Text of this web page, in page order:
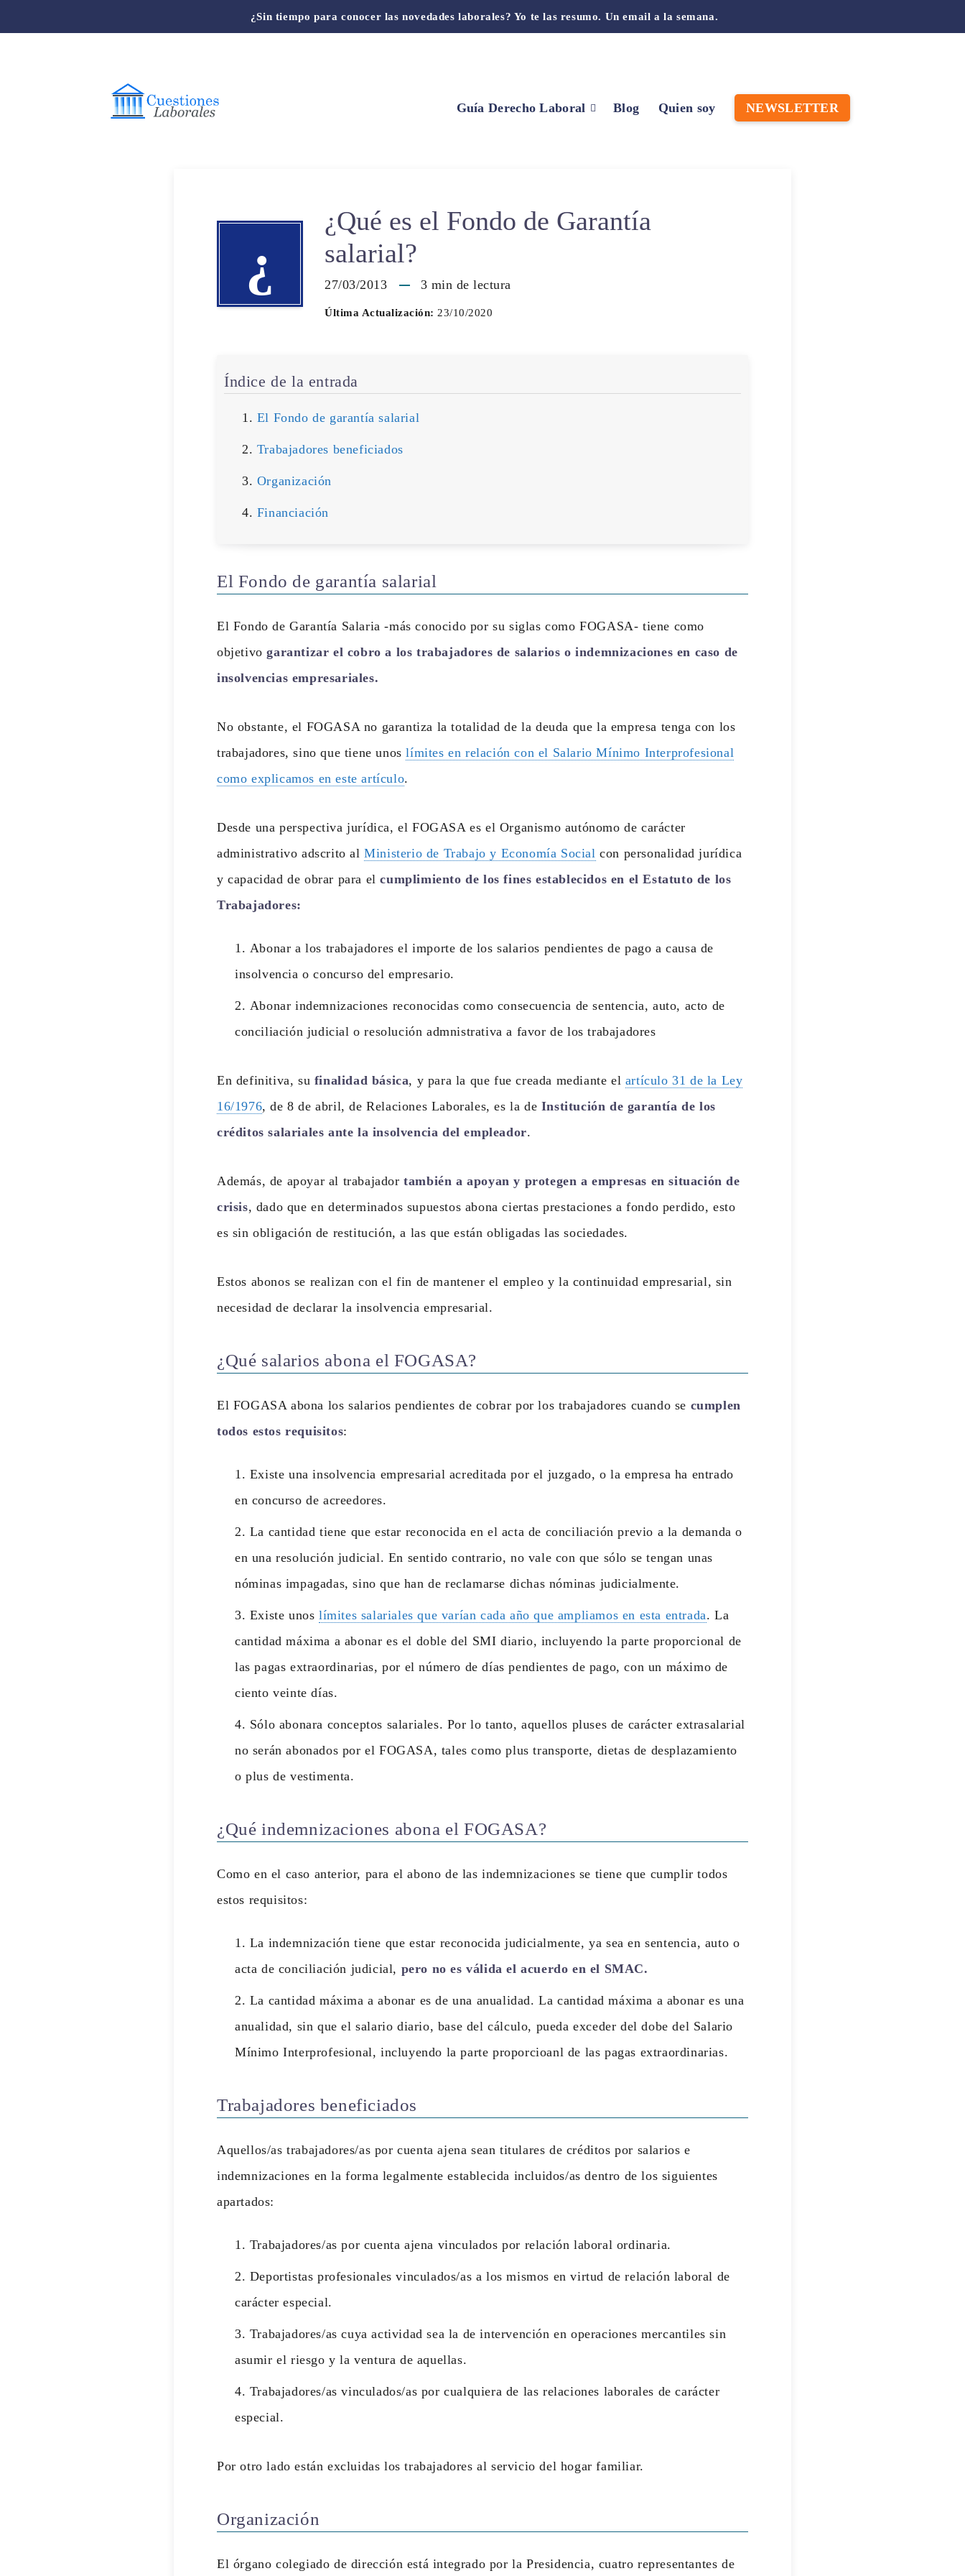
¿Sin tiempo para conocer las novedades laborales? Yo te las resumo. Un email a la semana.
Guía Derecho Laboral Blog Quien soy NEWSLETTER
¿
¿Qué es el Fondo de Garantía
salarial?
27/03/2013 3 min de lectura
Última Actualización: 23/10/2020
Índice de la entrada
El Fondo de garantía salarial
Trabajadores beneficiados
Organización
Financiación
El Fondo de garantía salarial
El Fondo de Garantía Salaria -más conocido por su siglas como FOGASA- tiene como
objetivogarantizar el cobro a los trabajadores de salarios o indemnizaciones en caso de
insolvencias empresariales.
No obstante, el FOGASA no garantiza la totalidad de la deuda que la empresa tenga con los
trabajadores, sino que tiene unoslímites en relación con el Salario Mínimo Interprofesional
como explicamos en este artículo.
Desde una perspectiva jurídica, el FOGASA es el Organismo autónomo de carácter
administrativo adscrito alMinisterio de Trabajo y Economía Social con personalidad jurídica
y capacidad de obrar para elcumplimiento de los fines establecidos en el Estatuto de los
Trabajadores:
Abonar a los trabajadores el importe de los salarios pendientes de pago a causa de
insolvencia o concurso del empresario.
Abonar indemnizaciones reconocidas como consecuencia de sentencia, auto, acto de
conciliación judicial o resolución admnistrativa a favor de los trabajadores
En definitiva, su finalidad básica, y para la que fue creada mediante el artículo 31 de la Ley
16/1976, de 8 de abril, de Relaciones Laborales, es la de Institución de garantía de los
créditos salariales ante la insolvencia del empleador.
Además, de apoyar al trabajadortambién a apoyan y protegen a empresas en situación de
crisis, dado que en determinados supuestos abona ciertas prestaciones a fondo perdido, esto
es sin obligación de restitución, a las que están obligadas las sociedades.
Estos abonos se realizan con el fin de mantener el empleo y la continuidad empresarial, sin
necesidad de declarar la insolvencia empresarial.
¿Qué salarios abona el FOGASA?
El FOGASA abona los salarios pendientes de cobrar por los trabajadores cuando se cumplen
todos estos requisitos:
Existe una insolvencia empresarial acreditada por el juzgado, o la empresa ha entrado
en concurso de acreedores.
La cantidad tiene que estar reconocida en el acta de conciliación previo a la demanda o
en una resolución judicial. En sentido contrario, no vale con que sólo se tengan unas
nóminas impagadas, sino que han de reclamarse dichas nóminas judicialmente.
Existe unoslímites salariales que varían cada año que ampliamos en esta entrada. La
cantidad máxima a abonar es el doble del SMI diario, incluyendo la parte proporcional de
las pagas extraordinarias, por el número de días pendientes de pago, con un máximo de
ciento veinte días.
Sólo abonara conceptos salariales. Por lo tanto, aquellos pluses de carácter extrasalarial
no serán abonados por el FOGASA, tales como plus transporte, dietas de desplazamiento
o plus de vestimenta.
¿Qué indemnizaciones abona el FOGASA?
Como en el caso anterior, para el abono de las indemnizaciones se tiene que cumplir todos
estos requisitos:
La indemnización tiene que estar reconocida judicialmente, ya sea en sentencia, auto o
acta de conciliación judicial, pero no es válida el acuerdo en el SMAC.
La cantidad máxima a abonar es de una anualidad. La cantidad máxima a abonar es una
anualidad, sin que el salario diario, base del cálculo, pueda exceder del dobe del Salario
Mínimo Interprofesional, incluyendo la parte proporcioanl de las pagas extraordinarias.
Trabajadores beneficiados
Aquellos/as trabajadores/as por cuenta ajena sean titulares de créditos por salarios e
indemnizaciones en la forma legalmente establecida incluidos/as dentro de los siguientes
apartados:
Trabajadores/as por cuenta ajena vinculados por relación laboral ordinaria.
Deportistas profesionales vinculados/as a los mismos en virtud de relación laboral de
carácter especial.
Trabajadores/as cuya actividad sea la de intervención en operaciones mercantiles sin
asumir el riesgo y la ventura de aquellas.
Trabajadores/as vinculados/as por cualquiera de las relaciones laborales de carácter
especial.
Por otro lado están excluidas los trabajadores al servicio del hogar familiar.
Organización
El órgano colegiado de dirección está integrado por la Presidencia, cuatro representantes de